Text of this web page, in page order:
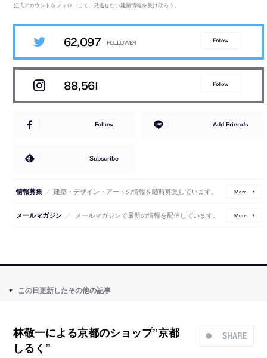
公式アカウントをフォローして、見逃せない建築情報を受け取ろう。
62,097 Follow
88,561 Follow
Follow Add Friends
Subscribe
情報募集 ／ 建築・デザイン・アートの情報を随時募集しています。 More
メールマガジン ／ メールマガジンで最新の情報を配信しています。 More
この日更新したその他の記事
SHARE
林敬一による京都のショップ”京都
しるく”